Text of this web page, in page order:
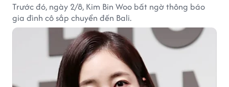
Trước đó, ngày 2/8, Kim Bin Woo bất ngờ thông báo
gia đình cô sắp chuyển đến Bali.